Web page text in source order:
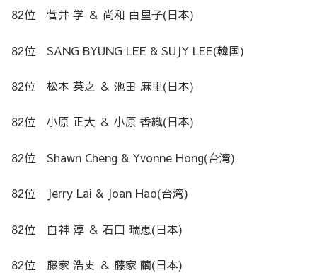
82位 菅井 学 ＆ 尚和 由里子(日本)
82位 SANG BYUNG LEE & SUJY LEE(韓国)
82位 松本 英之 ＆ 池田 麻里(日本)
82位 小原 正大 ＆ 小原 香織(日本)
82位 Shawn Cheng & Yvonne Hong(台湾)
82位 Jerry Lai & Joan Hao(台湾)
82位 白神 淳 ＆ 石口 瑞恵(日本)
82位 藤家 浩史 ＆ 藤家 繭(日本)